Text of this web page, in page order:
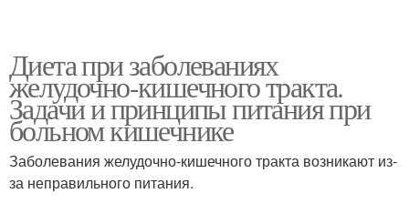
Диета при заболеваниях
желудочно-кишечного тракта.
Задачи и принципы питания при
больном кишечнике
Заболевания желудочно-кишечного тракта возникают из-
за неправильного питания.